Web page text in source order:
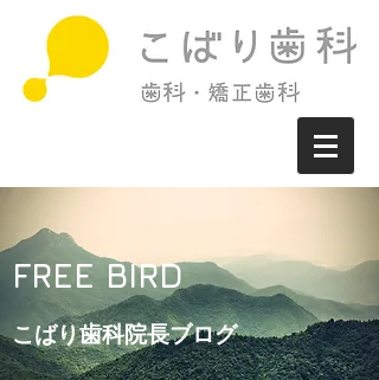
FREE BIRD
こばり歯科院長ブログ​